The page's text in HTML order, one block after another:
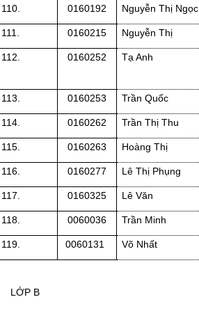
110. 0160192 Nguyễn Thị Ngọc
111. 0160215 Nguyễn Thị
112. 0160252 Tạ Anh
113. 0160253 Trần Quốc
114. 0160262 Trần Thị Thu
115. 0160263 Hoàng Thị
116. 0160277 Lê Thị Phụng
117. 0160325 Lê Văn
118. 0060036 Trần Minh
119. 0060131 Võ Nhất
LỚP B